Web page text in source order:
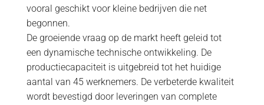
vooral geschikt voor kleine bedrijven die net
begonnen.
De groeiende vraag op de markt heeft geleid tot
een dynamische technische ontwikkeling. De
productiecapaciteit is uitgebreid tot het huidige
aantal van 45 werknemers. De verbeterde kwaliteit
wordt bevestigd door leveringen van complete